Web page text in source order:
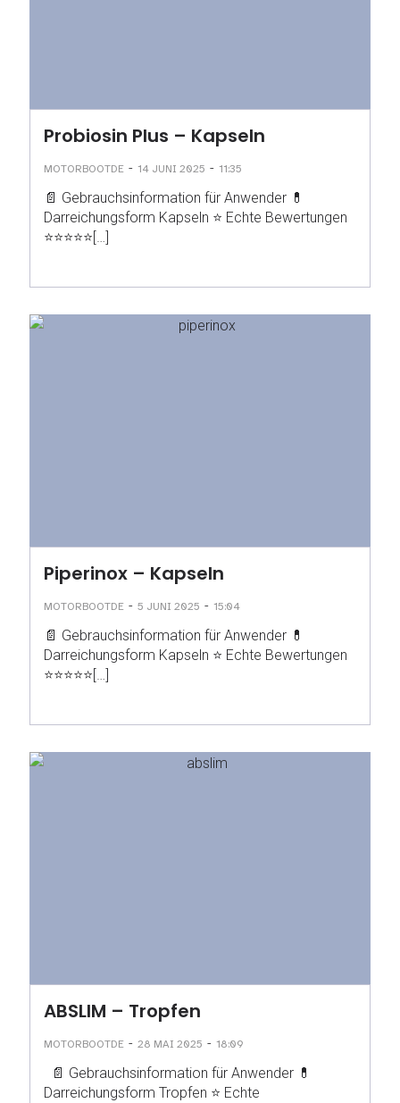
Probiosin Plus – Kapseln
MOTORBOOTDE - 14 JUNI 2025 - 11:35
📄 Gebrauchsinformation für Anwender 💊
Darreichungsform Kapseln ⭐ Echte Bewertungen
⭐⭐⭐⭐⭐[…]
Piperinox – Kapseln
MOTORBOOTDE - 5 JUNI 2025 - 15:04
📄 Gebrauchsinformation für Anwender 💊
Darreichungsform Kapseln ⭐ Echte Bewertungen
⭐⭐⭐⭐⭐[…]
ABSLIM – Tropfen
MOTORBOOTDE - 28 MAI 2025 - 18:09
📄 Gebrauchsinformation für Anwender 💊
Darreichungsform Tropfen ⭐ Echte